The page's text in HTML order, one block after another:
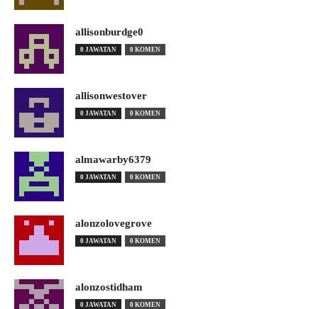
allisonburdge0
0 JAWATAN 0 KOMEN
allisonwestover
0 JAWATAN 0 KOMEN
almawarby6379
0 JAWATAN 0 KOMEN
alonzolovegrove
0 JAWATAN 0 KOMEN
alonzostidham
0 JAWATAN 0 KOMEN